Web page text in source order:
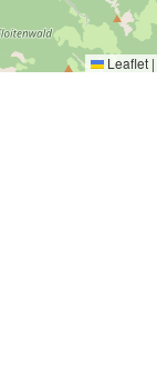
Leaflet |